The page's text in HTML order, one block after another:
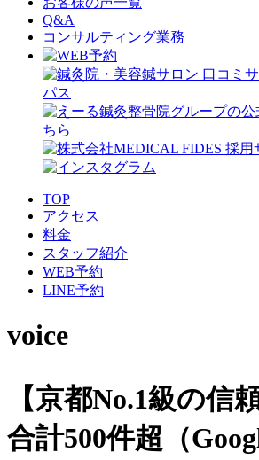
Q&A
コンサルティング業務
TOP
アクセス
料金
スタッフ紹介
WEB予約
LINE予約
voice
【京都No.1級の信頼
合計500件超（